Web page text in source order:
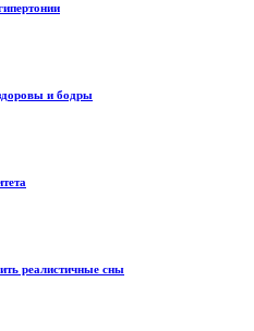
и бодры
реалистичные сны